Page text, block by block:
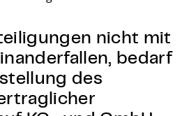
nicht mit
bedarf
des